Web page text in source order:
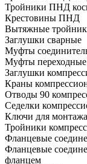
Тройники ПНД
Крестовины ПНД
Вытяжные
Заглушки сварные
Муфты
Муфты
Заглушки
Краны
Отводы 90
Седелки
Ключи для
Тройники
Фланцевые
Фланцевые
фланцем